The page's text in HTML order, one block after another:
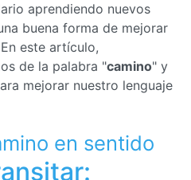
aprendiendo nuevos
buena forma de mejorar
este artículo,
de la palabra "camino" y
mejorar nuestro lenguaje
en sentido